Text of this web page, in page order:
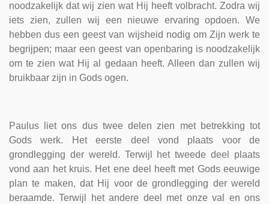
noodzakelijk dat wij zien wat Hij heeft volbracht. Zodra wij
iets zien, zullen wij een nieuwe ervaring opdoen. We
hebben dus een geest van wijsheid nodig om Zijn werk te
begrijpen; maar een geest van openbaring is noodzakelijk
om te zien wat Hij al gedaan heeft. Alleen dan zullen wij
bruikbaar zijn in Gods ogen.
Paulus liet ons dus twee delen zien met betrekking tot
Gods werk. Het eerste deel vond plaats voor de
grondlegging der wereld. Terwijl het tweede deel plaats
vond aan het kruis. Het ene deel heeft met Gods eeuwige
plan te maken, dat Hij voor de grondlegging der wereld
beraamde. Terwijl het andere deel met onze val en ons